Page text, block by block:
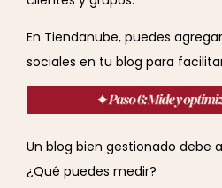
En Tiendanube, puedes
sociales en tu blog para
Un blog bien gestionado debe
¿Qué puedes medir?